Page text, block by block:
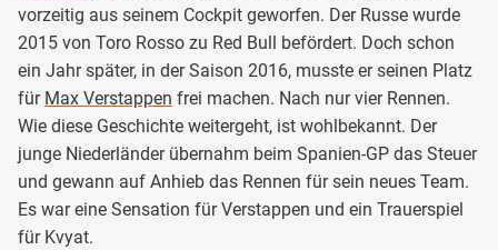
vorzeitig aus seinem Cockpit geworfen. Der Russe wurde
2015 von Toro Rosso zu Red Bull befördert. Doch schon
ein Jahr später, in der Saison 2016, musste er seinen Platz
für Max Verstappen frei machen. Nach nur vier Rennen.
Wie diese Geschichte weitergeht, ist wohlbekannt. Der
junge Niederländer übernahm beim Spanien-GP das Steuer
und gewann auf Anhieb das Rennen für sein neues Team.
Es war eine Sensation für Verstappen und ein Trauerspiel
für Kvyat.